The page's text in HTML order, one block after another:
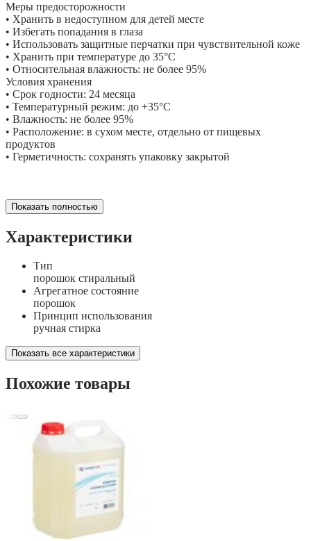
Меры предосторожности
• Хранить в недоступном для детей месте
• Избегать попадания в глаза
• Использовать защитные перчатки при чувствительной коже
• Хранить при температуре до 35°C
• Относительная влажность: не более 95%
Условия хранения
• Срок годности: 24 месяца
• Температурный режим: до +35°C
• Влажность: не более 95%
• Расположение: в сухом месте, отдельно от пищевых
продуктов
• Герметичность: сохранять упаковку закрытой
Показать полностью
Характеристики
Тип
порошок стиральный
Агрегатное состояние
порошок
Принцип использования
ручная стирка
Показать все характеристики
Похожие товары